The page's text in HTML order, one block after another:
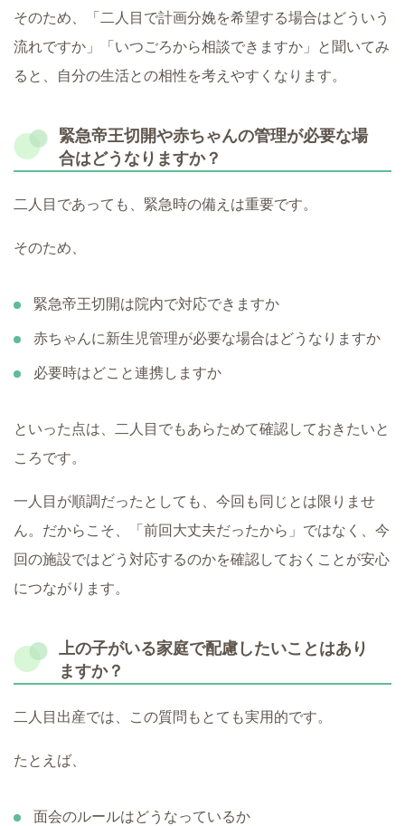
そのため、「二人目で計画分娩を希望する場合はどういう
流れですか」「いつごろから相談できますか」と聞いてみ
ると、自分の生活との相性を考えやすくなります。
緊急帝王切開や赤ちゃんの管理が必要な場
合はどうなりますか？
二人目であっても、緊急時の備えは重要です。
そのため、
緊急帝王切開は院内で対応できますか
赤ちゃんに新生児管理が必要な場合はどうなりますか
必要時はどこと連携しますか
といった点は、二人目でもあらためて確認しておきたいと
ころです。
一人目が順調だったとしても、今回も同じとは限りませ
ん。だからこそ、「前回大丈夫だったから」ではなく、今
回の施設ではどう対応するのかを確認しておくことが安心
につながります。
上の子がいる家庭で配慮したいことはあり
ますか？
二人目出産では、この質問もとても実用的です。
たとえば、
面会のルールはどうなっているか